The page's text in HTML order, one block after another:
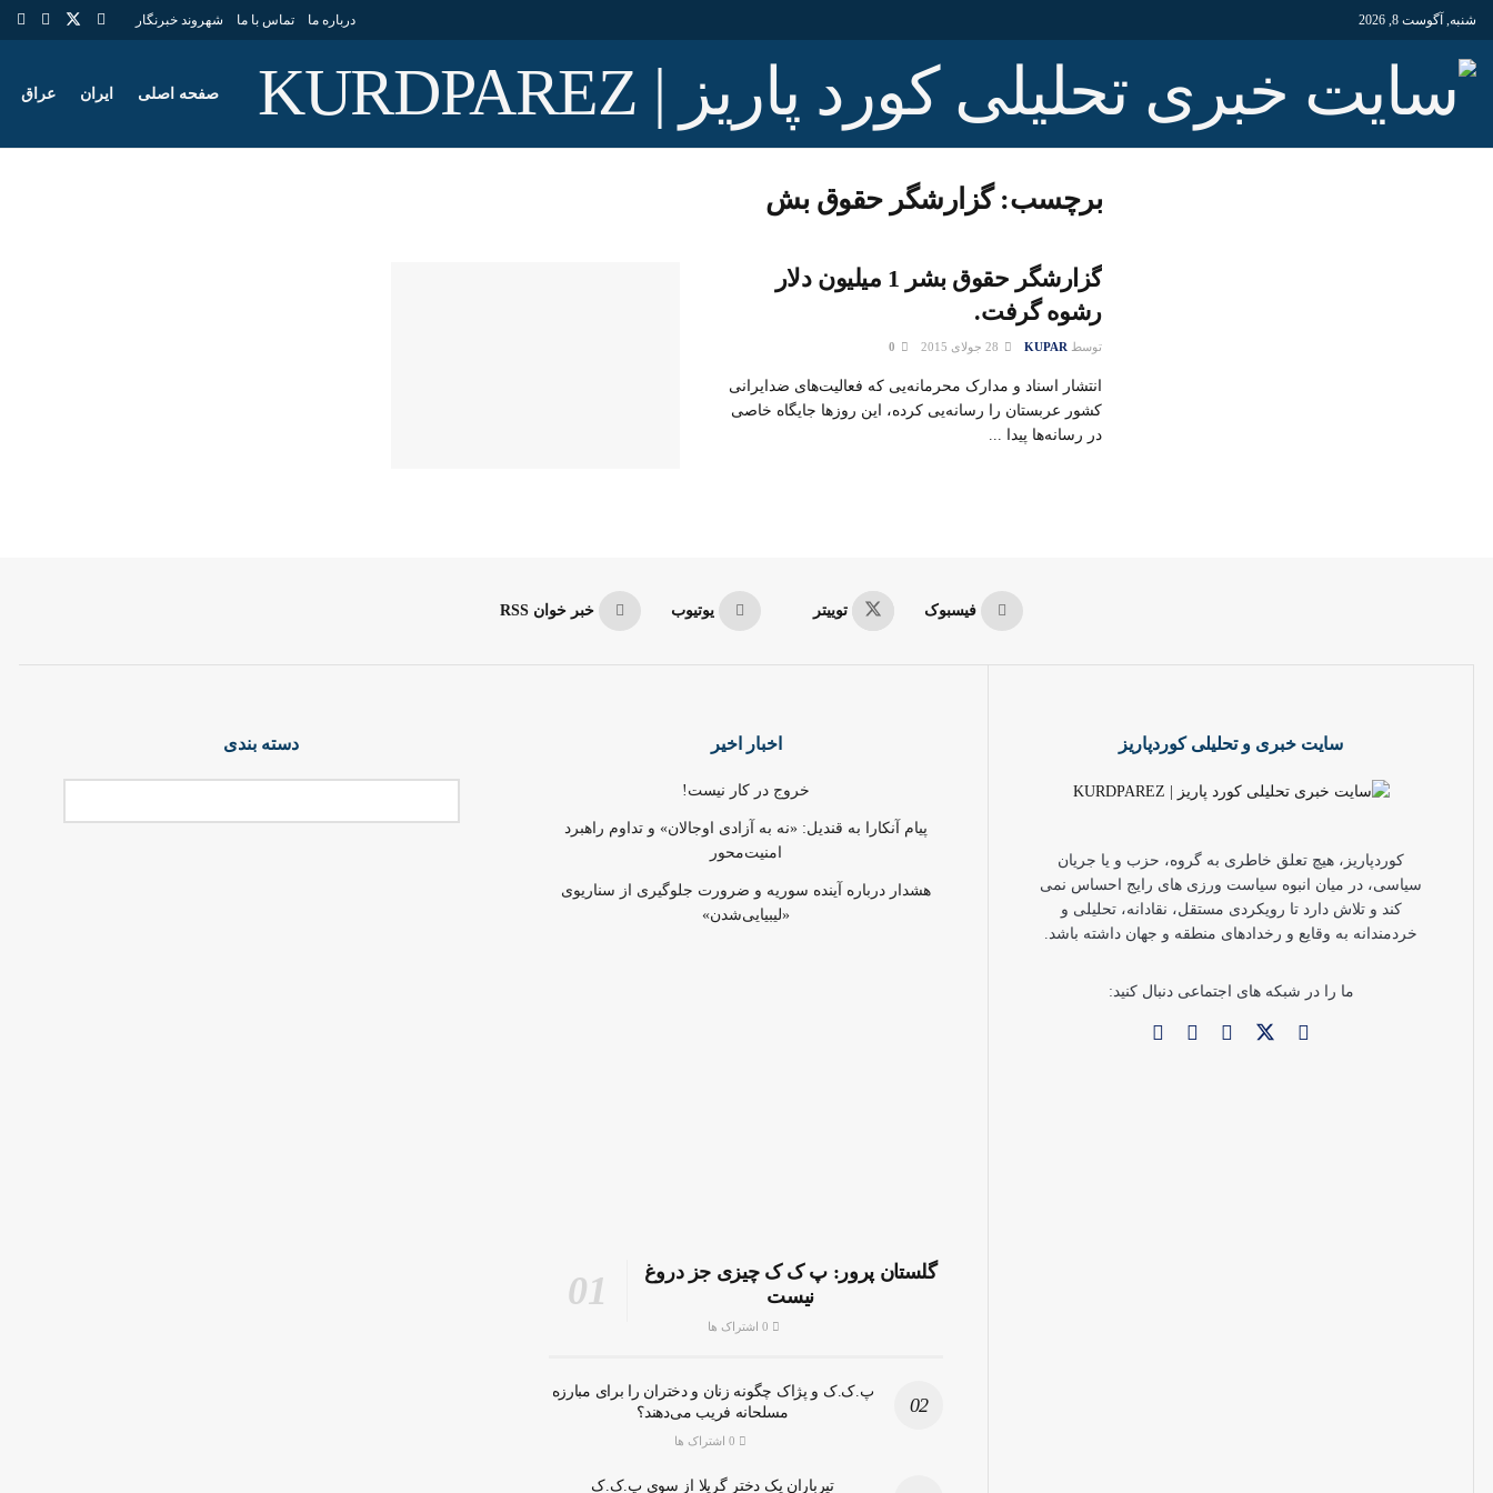
شنبه, آگوست 8, 2026 درباره ما تماس با ما شهروند خبرنگار
صفحه اصلی ایران عراق
برچسب:گزارشگر حقوق بش
گزارشگر حقوق بشر 1 میلیون دلار
رشوه گرفت.
توسط KUPAR
انتشار اسناد و مدارک محرمانه‌یی که فعالیت‌های ضدایرانی
کشور عربستان را رسانه‌یی کرده، این‌ روزها جایگاه خاصی
در رسانه‌ها پیدا ...
فیسبوک توییتر یوتیوب خبر خوان RSS
سایت خبری و تحلیلی کوردپاریز
کوردپاریز، هیچ تعلق خاطری به گروه، حزب و یا جریان
سیاسی، در میان انبوه سیاست ورزی های رایج احساس نمی
کند و تلاش دارد تا رویکردی مستقل، نقادانه، تحلیلی و
خردمندانه به وقایع و رخدادهای منطقه و جهان داشته باشد.
ما را در شبکه های اجتماعی دنبال کنید:
اخبار اخیر
خروج در کار نیست!
پیام آنکارا به قندیل: «نه به آزادی اوجالان» و تداوم راهبرد
امنیت‌محور
هشدار درباره آینده سوریه و ضرورت جلوگیری از سناریوی
«لیبیایی‌شدن»
گلستان پرور: پ ک ک چیزی جز دروغ
نیست
پ.ک.ک و پژاک چگونه زنان و دختران را برای مبارزه
مسلحانه فریب می‌دهند؟
تیرباران یک دختر گریلا از سوی پ.ک.ک
دسته بندی